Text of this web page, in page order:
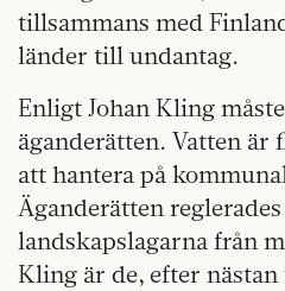
tillsammans med
länder till undantag.
Enligt Johan Kling
äganderätten. Vatten
att hantera på
Äganderätten
landskapslagarna från
Kling är de, efter